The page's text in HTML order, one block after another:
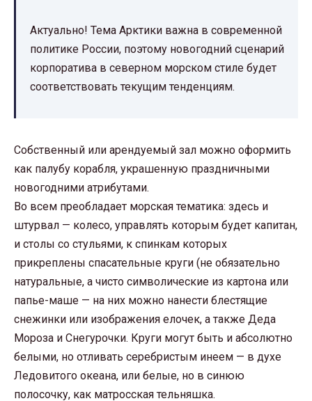
Актуально! Тема Арктики важна в современной
политике России, поэтому новогодний сценарий
корпоратива в северном морском стиле будет
соответствовать текущим тенденциям.
Собственный или арендуемый зал можно оформить
как палубу корабля, украшенную праздничными
новогодними атрибутами.
Во всем преобладает морская тематика: здесь и
штурвал — колесо, управлять которым будет капитан,
и столы со стульями, к спинкам которых
прикреплены спасательные круги (не обязательно
натуральные, а чисто символические из картона или
папье-маше — на них можно нанести блестящие
снежинки или изображения елочек, а также Деда
Мороза и Снегурочки. Круги могут быть и абсолютно
белыми, но отливать серебристым инеем — в духе
Ледовитого океана, или белые, но в синюю
полосочку, как матросская тельняшка.